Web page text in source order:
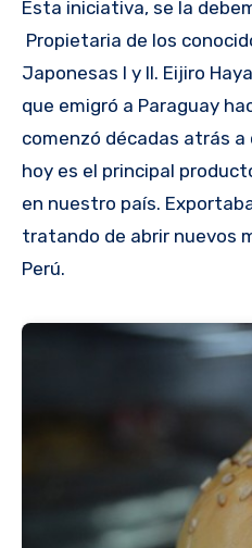
Esta iniciativa, se la
Propietaria de los
Japonesas I y II. Eijiro
que emigró a Paraguay
comenzó décadas atrás a
hoy es el principal
en nuestro país.
tratando de abrir nuevos
Perú.